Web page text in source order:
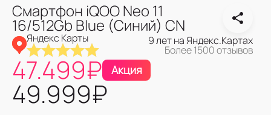
Смартфон iQOO Neo 11
16/512Gb Blue (Синий) CN
Яндекс Карты 9 лет на Яндекс.Картах
Более 1500 отзывов
47.499₽ Акция
49.999₽